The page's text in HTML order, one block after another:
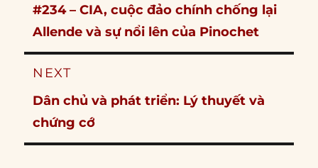
Previous
post:
#234 – CIA, cuộc đảo chính chống lại
Allende và sự nổi lên của Pinochet
NEXT
Next
post:
Dân chủ và phát triển: Lý thuyết và
chứng cớ